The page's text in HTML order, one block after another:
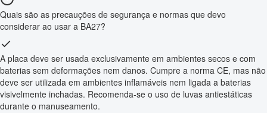
Quais são as precauções de segurança e normas que devo
considerar ao usar a BA27?
A placa deve ser usada exclusivamente em ambientes secos e com
baterias sem deformações nem danos. Cumpre a norma CE, mas não
deve ser utilizada em ambientes inflamáveis nem ligada a baterias
visivelmente inchadas. Recomenda-se o uso de luvas antiestáticas
durante o manuseamento.